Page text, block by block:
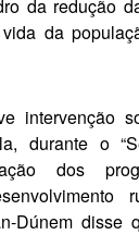
da redução
da
intervenção
durante o
dos
Dúnem disse